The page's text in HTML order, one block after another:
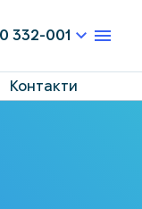
332-001
Контакти